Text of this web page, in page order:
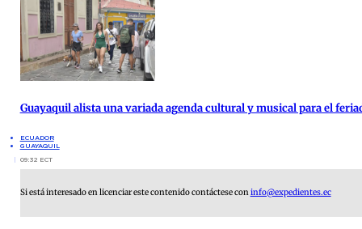
Guayaquil alista una variada agenda cultural y musical para el
ECUADOR
GUAYAQUIL
09:32 ECT
Si está interesado en licenciar este contenido contáctese coninfo@expedientes.ec